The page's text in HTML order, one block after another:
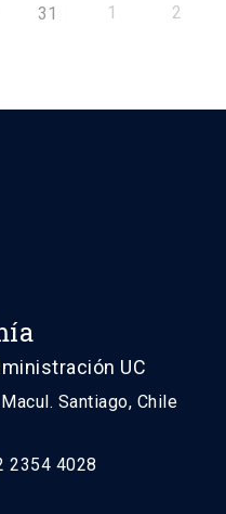
31 1 2
UC
Santiago, Chile
2354 4028